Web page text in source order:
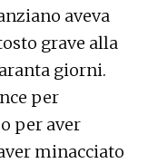
aveva
grave alla
giorni.
per
per aver
minacciato